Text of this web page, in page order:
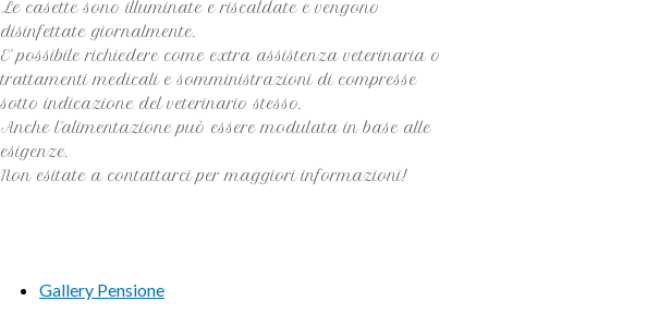
Le casette sono illuminate e riscaldate e vengono
disinfettate giornalmente.
E' possibile richiedere come extra assistenza veterinaria o
trattamenti medicali e somministrazioni di compresse
sotto indicazione del veterinario stesso.
Anche l'alimentazione può essere modulata in base alle
esigenze.
Non esitate a contattarci per maggiori informazioni!
Gallery Pensione